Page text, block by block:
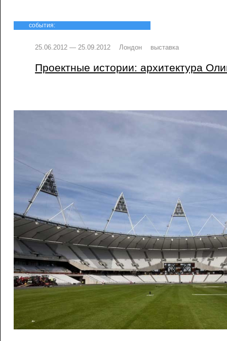
события:
25.06.2012 — 25.09.2012 Лондон выставка
Проектные истории: архитектура